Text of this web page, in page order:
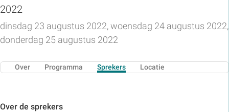
2022
dinsdag 23 augustus 2022, woensdag 24 augustus 2022,
donderdag 25 augustus 2022
Over Programma Sprekers Locatie
Over de sprekers